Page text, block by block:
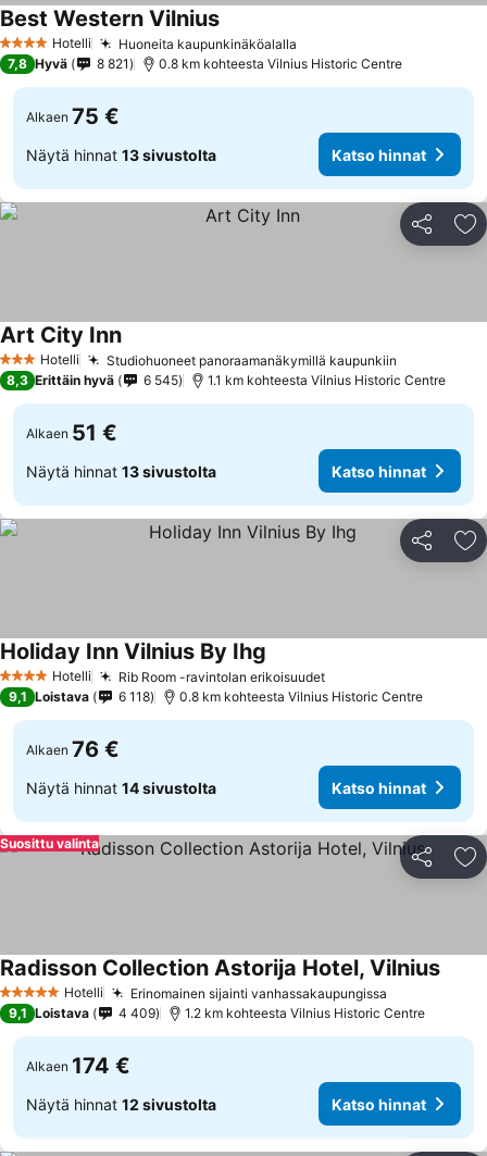
4 Tähtiluokitus
Hotelli Huoneita kaupunkinäköalalla
Best Western Vilnius
7,8 Hyvä 8 821 0.8 km kohteesta Vilnius Historic Centre
Alkaen 75 €
Näytä hinnat 13 sivustolta Katso hinnat
Jaa
3 Tähtiluokitus
Hotelli Studiohuoneet panoraamanäkymillä kaupunkiin
Art City Inn
8,3 Erittäin hyvä 6 545 1.1 km kohteesta Vilnius Historic Centre
Alkaen 51 €
Näytä hinnat 13 sivustolta Katso hinnat
Jaa
4 Tähtiluokitus
Hotelli Rib Room -ravintolan erikoisuudet
Holiday Inn Vilnius By Ihg
9,1 Loistava 6 118 0.8 km kohteesta Vilnius Historic Centre
Alkaen 76 €
Näytä hinnat 14 sivustolta Katso hinnat
Jaa
Suosittu valinta
5 Tähtiluokitus
Hotelli Erinomainen sijainti vanhassakaupungissa
Radisson Collection Astorija Hotel, Vilnius
9,1 Loistava 4 409 1.2 km kohteesta Vilnius Historic Centre
Alkaen 174 €
Näytä hinnat 12 sivustolta Katso hinnat